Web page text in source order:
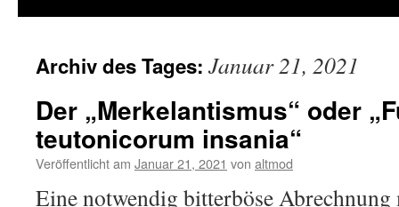
Archiv des Tages: Januar 21, 2021
Der „Merkelantismus“ oder
teutonicorum insania“
Veröffentlicht am Januar 21, 2021 von altmod
Eine notwendig bitterböse